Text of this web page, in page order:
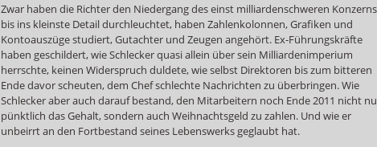
Zwar haben die Richter den Niedergang des einst milliardenschweren Konzerns
bis ins kleinste Detail durchleuchtet, haben Zahlenkolonnen, Grafiken und
Kontoauszüge studiert, Gutachter und Zeugen angehört. Ex-Führungskräfte
haben geschildert, wie Schlecker quasi allein über sein Milliardenimperium
herrschte, keinen Widerspruch duldete, wie selbst Direktoren bis zum bitteren
Ende davor scheuten, dem Chef schlechte Nachrichten zu überbringen. Wie
Schlecker aber auch darauf bestand, den Mitarbeitern noch Ende 2011 nicht
pünktlich das Gehalt, sondern auch Weihnachtsgeld zu zahlen. Und wie er
unbeirrt an den Fortbestand seines Lebenswerks geglaubt hat.